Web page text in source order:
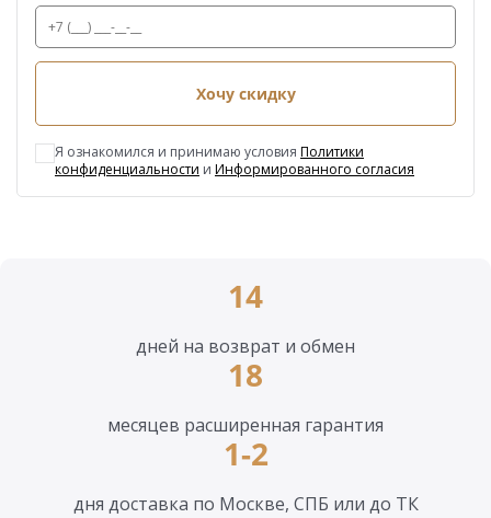
Хочу скидку
Я ознакомился и принимаю условия Политики
конфиденциальности и Информированного согласия
14
дней на возврат и обмен
18
месяцев расширенная гарантия
1-2
дня доставка по Москве, СПБ или до ТК